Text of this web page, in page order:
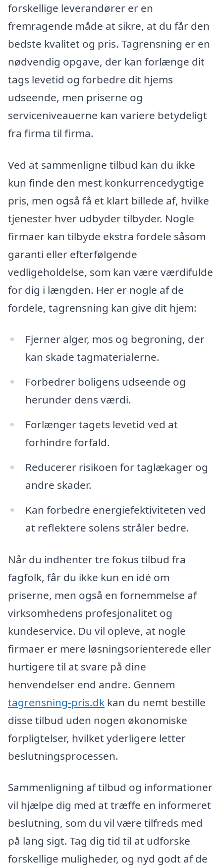
forskellige leverandører er en
fremragende måde at sikre, at du får den
bedste kvalitet og pris. Tagrensning er en
nødvendig opgave, der kan forlænge dit
tags levetid og forbedre dit hjems
udseende, men priserne og
serviceniveauerne kan variere betydeligt
fra firma til firma.
Ved at sammenligne tilbud kan du ikke
kun finde den mest konkurrencedygtige
pris, men også få et klart billede af, hvilke
tjenester hver udbyder tilbyder. Nogle
firmaer kan tilbyde ekstra fordele såsom
garanti eller efterfølgende
vedligeholdelse, som kan være værdifulde
for dig i længden. Her er nogle af de
fordele, tagrensning kan give dit hjem:
Fjerner alger, mos og begroning, der
kan skade tagmaterialerne.
Forbedrer boligens udseende og
herunder dens værdi.
Forlænger tagets levetid ved at
forhindre forfald.
Reducerer risikoen for taglækager og
andre skader.
Kan forbedre energiefektiviteten ved
at reflektere solens stråler bedre.
Når du indhenter tre fokus tilbud fra
fagfolk, får du ikke kun en idé om
priserne, men også en fornemmelse af
virksomhedens profesjonalitet og
kundeservice. Du vil opleve, at nogle
firmaer er mere løsningsorienterede eller
hurtigere til at svare på dine
henvendelser end andre. Gennem
tagrensning-pris.dk kan du nemt bestille
disse tilbud uden nogen økonomiske
forpligtelser, hvilket yderligere letter
beslutningsprocessen.
Sammenligning af tilbud og informationer
vil hjælpe dig med at træffe en informeret
beslutning, som du vil være tilfreds med
på lang sigt. Tag dig tid til at udforske
forskellige muligheder, og nyd godt af de